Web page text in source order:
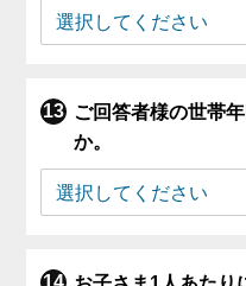
ご回答者様の世帯
か。